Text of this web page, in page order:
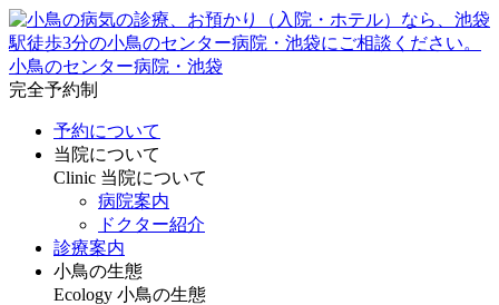
小鳥のセンター病院・池袋
完全予約制
予約について
当院について
Clinic 当院について
病院案内
ドクター紹介
診療案内
小鳥の生態
Ecology 小鳥の生態